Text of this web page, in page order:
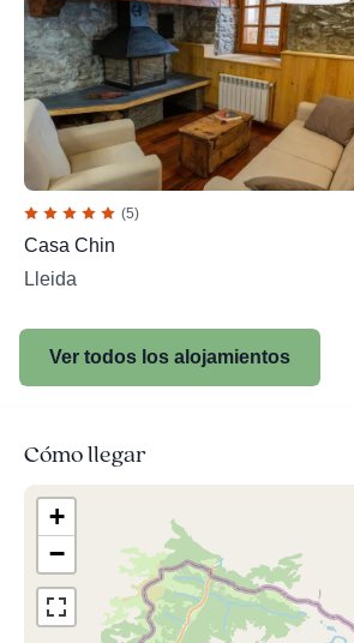
(5)
Casa Chin
Lleida
Ver todos los alojamientos
Cómo llegar
+
−